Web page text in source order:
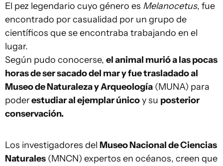
El pez legendario cuyo género es Melanocetus, fue
encontrado por casualidad por un grupo de
científicos que se encontraba trabajando en el
lugar.
Según pudo conocerse, el animal murió a las pocas
horas de ser sacado del mar y fue trasladado al
Museo de Naturaleza y Arqueología (MUNA) para
poderestudiar al ejemplar únicoy su posterior
conservación.
Los investigadores del Museo Nacional de Ciencias
Naturales (MNCN) expertos en océanos, creen que